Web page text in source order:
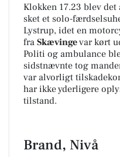
Klokken 17.23 blev
sket et solo-
Lystrup, idet en
fra Skævingevar kørt
Politi og ambulance
sidstnævnte tog
var alvorligt
har ikke yderligere
tilstand.
Brand, Nivå